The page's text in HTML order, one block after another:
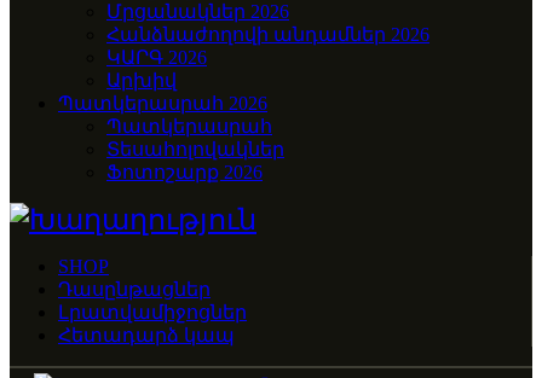
Մրցանակներ 2026
Հանձնաժողովի անդամներ 2026
ԿԱՐԳ 2026
Արխիվ
Պատկերասրահ 2026
Պատկերասրահ
Տեսահոլովակներ
Ֆոտոշարք 2026
SHOP
Դասընթացներ
Լրատվամիջոցներ
Հետադարձ կապ